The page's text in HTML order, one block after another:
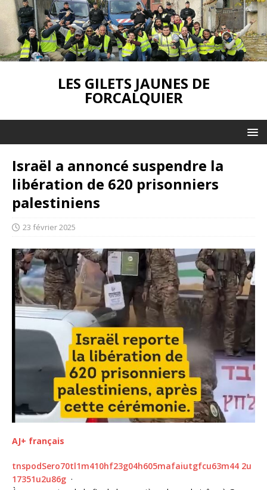
LES GILETS JAUNES DE
FORCALQUIER
Israël a annoncé suspendre la
libération de 620 prisonniers
palestiniens
23 février 2025
AJ+ français
tnspodSero70tl1m410hf23g04h605mafaiutgfcu63m44 2u
17351u2u86g ·